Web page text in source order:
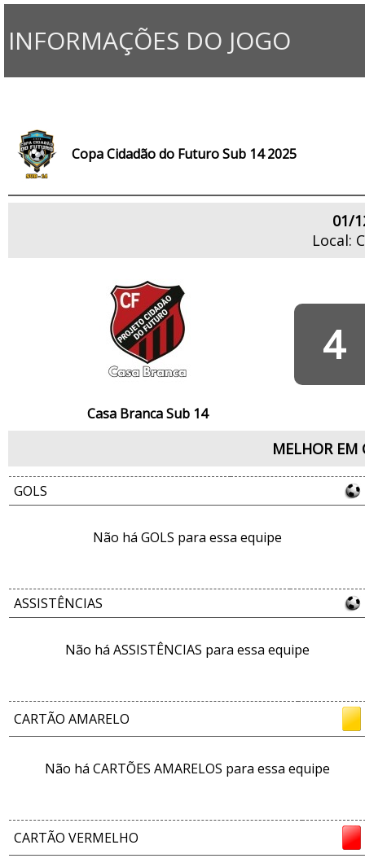
INFORMAÇÕES DO JOGO
Copa Cidadão do Futuro Sub 14 2025
01/
Local:
Casa Branca Sub 14
4
MELHOR
GOLS
Não há GOLS para essa equipe
ASSISTÊNCIAS
Não há ASSISTÊNCIAS para essa equipe
CARTÃO AMARELO
Não há CARTÕES AMARELOS para essa equipe
CARTÃO VERMELHO